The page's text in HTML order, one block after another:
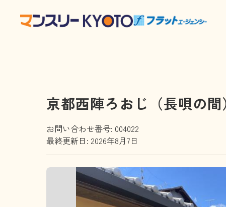
京都西陣ろおじ（長唄の間
お問い合わせ番号: 004022
最終更新日: 2026年8月7日